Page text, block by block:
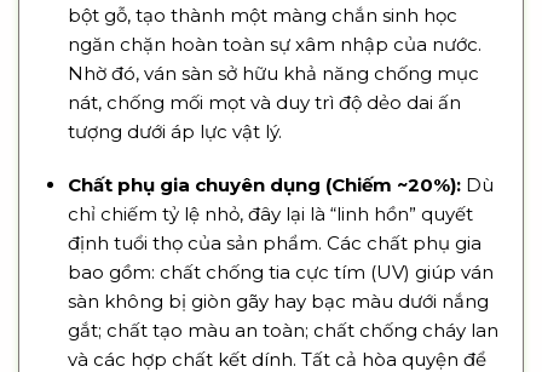
bột gỗ, tạo thành một màng chắn sinh học
ngăn chặn hoàn toàn sự xâm nhập của nước.
Nhờ đó, ván sàn sở hữu khả năng chống mục
nát, chống mối mọt và duy trì độ dẻo dai ấn
tượng dưới áp lực vật lý.
Chất phụ gia chuyên dụng (Chiếm ~20%):Dù
chỉ chiếm tỷ lệ nhỏ, đây lại là “linh hồn” quyết
định tuổi thọ của sản phẩm. Các chất phụ gia
bao gồm: chất chống tia cực tím (UV) giúp ván
sàn không bị giòn gãy hay bạc màu dưới nắng
gắt; chất tạo màu an toàn; chất chống cháy lan
và các hợp chất kết dính. Tất cả hòa quyện để